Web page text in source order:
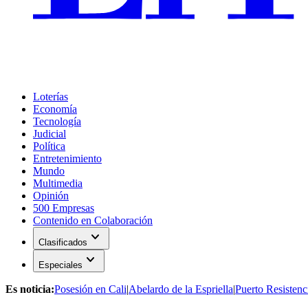
Loterías
Economía
Tecnología
Judicial
Política
Entretenimiento
Mundo
Multimedia
Opinión
500 Empresas
Contenido en Colaboración
Clasificados expand_more
Especiales expand_more
Es noticia:Posesión en Cali|Abelardo de la Espriella|Puerto